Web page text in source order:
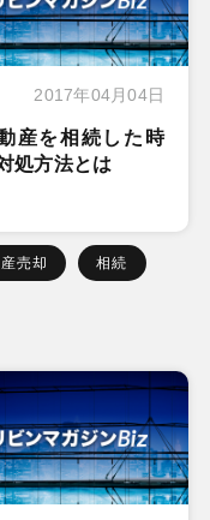
2017年04月04日
産を相続した時
処方法とは
売却 相続